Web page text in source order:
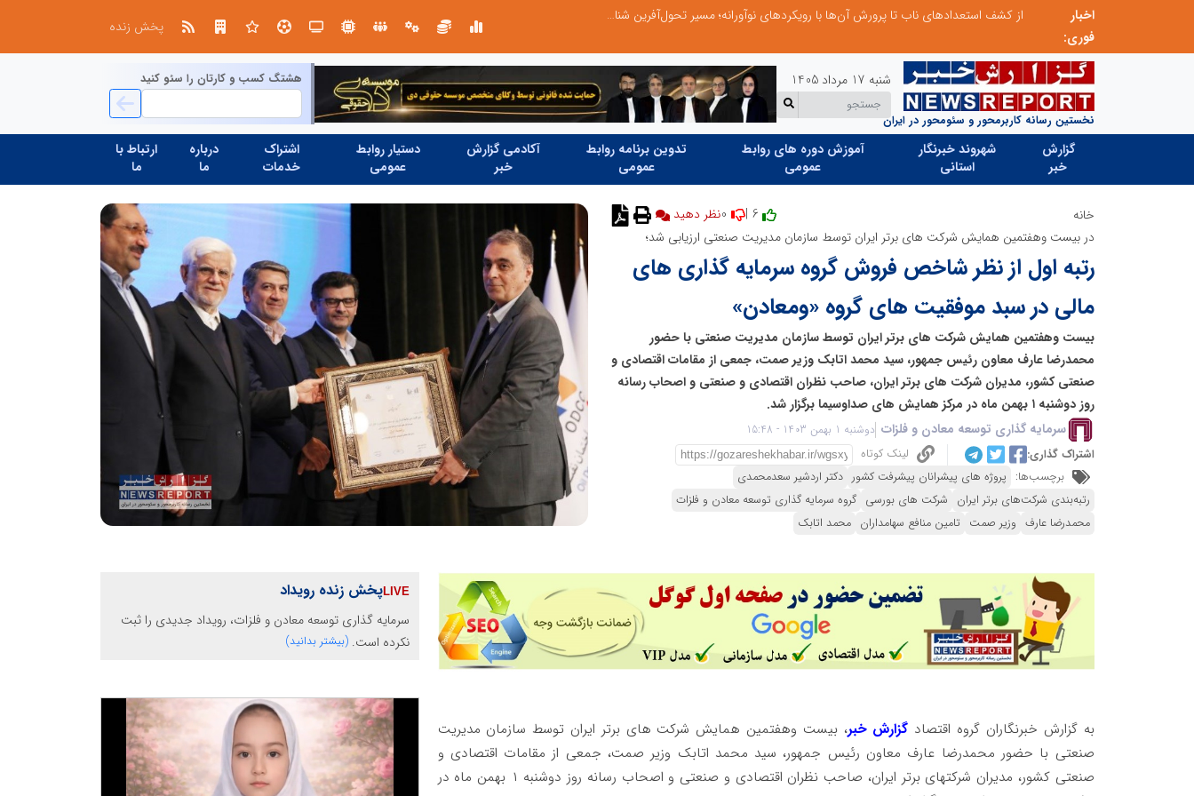
اخبار
فوری:
از کشف استعدادهای ناب تا پرورش آن‌ها با رویکردهای نوآورانه؛ مسیر تحول‌آفرین شنای ایران در سطح جهانی
پخش زنده
نخستین رسانه کاربرمحور و سئومحور در ایران
شنبه 17 مرداد 1405 هشتگ کسب و کارتان را سئو کنید
گزارش
خبر
شهروند خبرنگار
استانی
آموزش دوره های روابط
عمومی
تدوین برنامه روابط
عمومی
آکادمی گزارش
خبر
دستیار روابط
عمومی
اشتراک
خدمات
درباره
ما
ارتباط با
ما
خانه
نظر دهید
در بیست وهفتمین همایش شرکت های برتر ایران توسط سازمان مدیریت صنعتی ارزیابی شد؛
رتبه اول از نظر شاخص فروش گروه سرمایه گذاری های
مالی در سبد موفقیت های گروه «ومعادن»
بیست وهفتمین همایش شرکت های برتر ایران توسط سازمان مدیریت صنعتی با حضور
محمدرضا عارف معاون رئیس جمهور، سید محمد اتابک وزیر صمت، جمعی از مقامات اقتصادی و
صنعتی کشور، مدیران شرکت های برتر ایران، صاحب نظران اقتصادی و صنعتی و اصحاب رسانه
روز دوشنبه ۱ بهمن ماه در مرکز همایش های صداوسیما برگزار شد.
سرمایه گذاری توسعه معادن و فلزات دوشنبه 1 بهمن 1403 - 15:48
اشتراک گذاری:
لینک کوتاه
برچسب‌ها: پروژه های پیشرانان پیشرفت کشور دکتر اردشیر سعدمحمدی
رتبه‌بندی شرکت‌های برتر ایران شرکت های بورسی گروه سرمایه گذاری توسعه معادن و فلزات
محمدرضا عارف وزیر صمت تامین منافع سهامداران محمد اتابک
به گزارش خبرنگاران گروه اقتصاد گزارش خبر، بیست وهفتمین همایش شرکت های برتر ایران توسط سازمان مدیریت
صنعتی با حضور محمدرضا عارف معاون رئیس جمهور، سید محمد اتابک وزیر صمت، جمعی از مقامات اقتصادی و
صنعتی کشور، مدیران شرکتهای برتر ایران، صاحب نظران اقتصادی و صنعتی و اصحاب رسانه روز دوشنبه ۱ بهمن ماه در
پخش زنده رویداد
سرمایه گذاری توسعه معادن و فلزات، رویداد جدیدی را ثبت
نکرده است. (بیشتر بدانید)